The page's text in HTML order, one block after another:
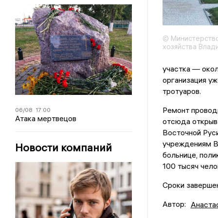
06/08 17:00
Атака мертвецов
Новости компаний
©
хозяйства
участка —
организация
тротуаров.
Ремонт
отсюда
Восточной
учреждениям
больнице,
100 тысяч
Сроки
Автор: